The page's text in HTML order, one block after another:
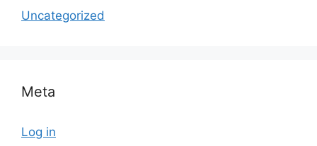
Uncategorized
Meta
Log in